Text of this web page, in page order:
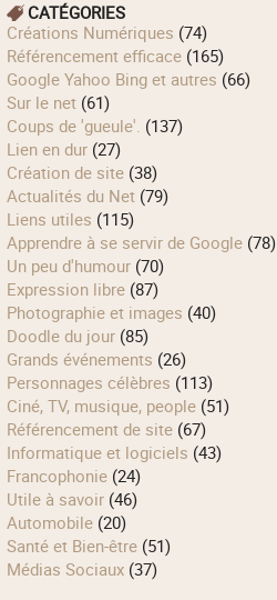
CATÉGORIES
Créations Numériques (74)
Référencement efficace(165)
Google Yahoo Bing et autres (66)
Sur le net(61)
Coups de 'gueule'. (137)
Lien en dur(27)
Création de site(38)
Actualités du Net(79)
Liens utiles (115)
Apprendre à se servir de Google(78)
Un peu d'humour(70)
Expression libre(87)
Photographie et images (40)
Doodle du jour(85)
Grands événements (26)
Personnages célèbres (113)
Ciné, TV, musique, people(51)
Référencement de site(67)
Informatique et logiciels (43)
Francophonie(24)
Utile à savoir(46)
Automobile(20)
Santé et Bien-être(51)
Médias Sociaux(37)